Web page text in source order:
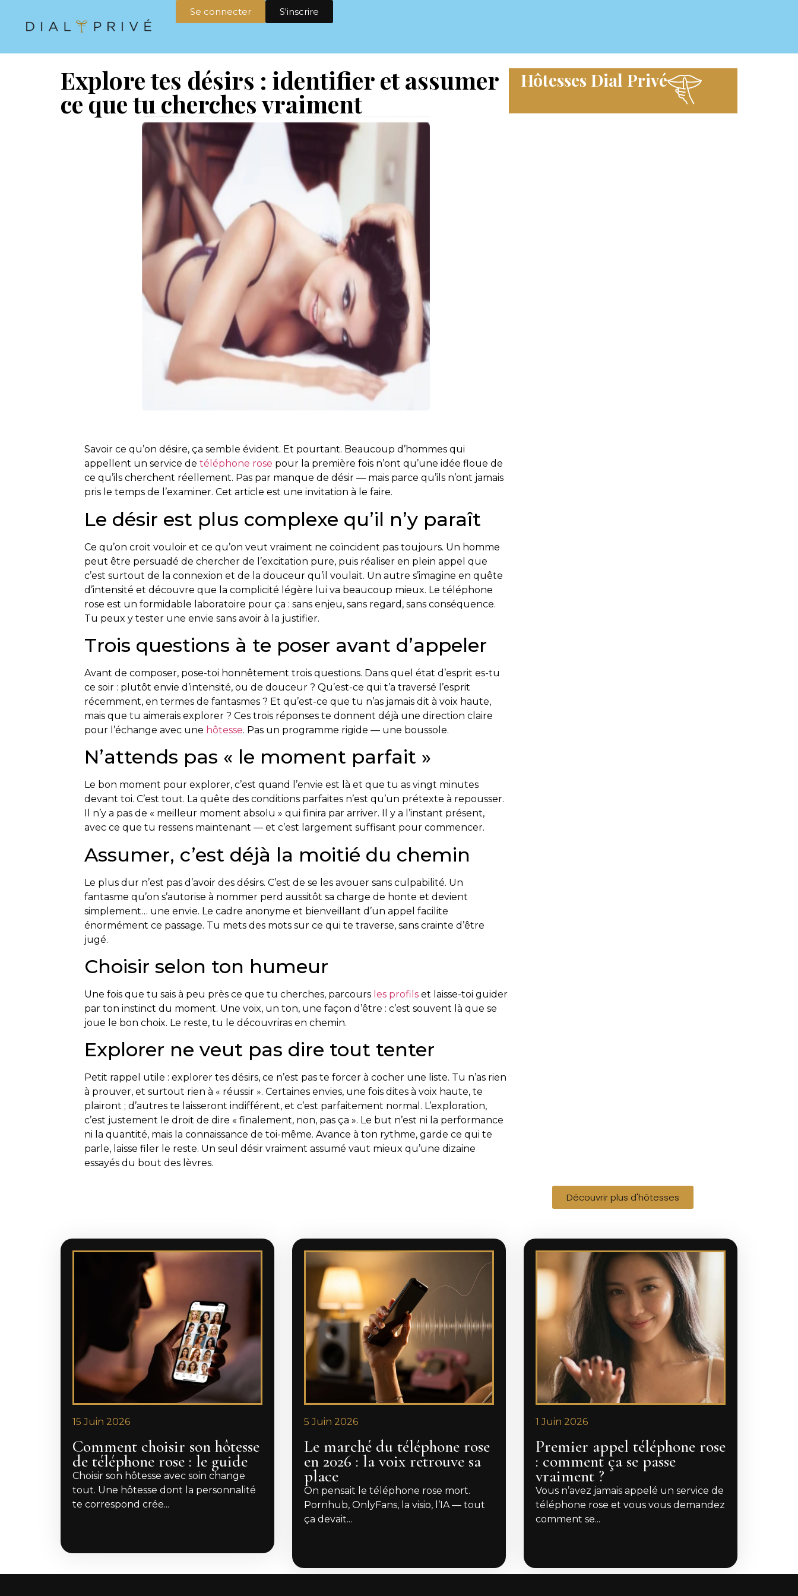
Se connecter S'inscrire
Explore tes désirs : identifier et assumer
ce que tu cherches vraiment
Savoir ce qu’on désire, ça semble évident. Et pourtant. Beaucoup d’hommes qui
appellent un service de téléphone rose pour la première fois n’ont qu’une idée floue de
ce qu’ils cherchent réellement. Pas par manque de désir — mais parce qu’ils n’ont jamais
pris le temps de l’examiner. Cet article est une invitation à le faire.
Le désir est plus complexe qu’il n’y paraît
Ce qu’on croit vouloir et ce qu’on veut vraiment ne coïncident pas toujours. Un homme
peut être persuadé de chercher de l’excitation pure, puis réaliser en plein appel que
c’est surtout de la connexion et de la douceur qu’il voulait. Un autre s’imagine en quête
d’intensité et découvre que la complicité légère lui va beaucoup mieux. Le téléphone
rose est un formidable laboratoire pour ça : sans enjeu, sans regard, sans conséquence.
Tu peux y tester une envie sans avoir à la justifier.
Trois questions à te poser avant d’appeler
Avant de composer, pose-toi honnêtement trois questions. Dans quel état d’esprit es-tu
ce soir : plutôt envie d’intensité, ou de douceur ? Qu’est-ce qui t’a traversé l’esprit
récemment, en termes de fantasmes ? Et qu’est-ce que tu n’as jamais dit à voix haute,
mais que tu aimerais explorer ? Ces trois réponses te donnent déjà une direction claire
pour l’échange avec une hôtesse. Pas un programme rigide — une boussole.
N’attends pas « le moment parfait »
Le bon moment pour explorer, c’est quand l’envie est là et que tu as vingt minutes
devant toi. C’est tout. La quête des conditions parfaites n’est qu’un prétexte à repousser.
Il n’y a pas de « meilleur moment absolu » qui finira par arriver. Il y a l’instant présent,
avec ce que tu ressens maintenant — et c’est largement suffisant pour commencer.
Assumer, c’est déjà la moitié du chemin
Le plus dur n’est pas d’avoir des désirs. C’est de se les avouer sans culpabilité. Un
fantasme qu’on s’autorise à nommer perd aussitôt sa charge de honte et devient
simplement… une envie. Le cadre anonyme et bienveillant d’un appel facilite
énormément ce passage. Tu mets des mots sur ce qui te traverse, sans crainte d’être
jugé.
Choisir selon ton humeur
Une fois que tu sais à peu près ce que tu cherches, parcours les profils et laisse-toi guider
par ton instinct du moment. Une voix, un ton, une façon d’être : c’est souvent là que se
joue le bon choix. Le reste, tu le découvriras en chemin.
Explorer ne veut pas dire tout tenter
Petit rappel utile : explorer tes désirs, ce n’est pas te forcer à cocher une liste. Tu n’as rien
à prouver, et surtout rien à « réussir ». Certaines envies, une fois dites à voix haute, te
plairont ; d’autres te laisseront indifférent, et c’est parfaitement normal. L’exploration,
c’est justement le droit de dire « finalement, non, pas ça ». Le but n’est ni la performance
ni la quantité, mais la connaissance de toi-même. Avance à ton rythme, garde ce qui te
parle, laisse filer le reste. Un seul désir vraiment assumé vaut mieux qu’une dizaine
essayés du bout des lèvres.
Hôtesses Dial Privé
Découvrir plus d'hôtesses
15 Juin 2026
Comment choisir son hôtesse
de téléphone rose : le guide
Choisir son hôtesse avec soin change
tout. Une hôtesse dont la personnalité
te correspond crée...
5 Juin 2026
Le marché du téléphone rose
en 2026 : la voix retrouve sa
place
On pensait le téléphone rose mort.
Pornhub, OnlyFans, la visio, l’IA — tout
ça devait...
1 Juin 2026
Premier appel téléphone rose
: comment ça se passe
vraiment ?
Vous n’avez jamais appelé un service de
téléphone rose et vous vous demandez
comment se...